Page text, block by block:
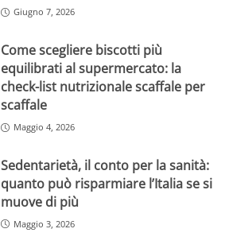
Giugno 7, 2026
Come scegliere biscotti più
equilibrati al supermercato: la
check-list nutrizionale scaffale per
scaffale
Maggio 4, 2026
Sedentarietà, il conto per la sanità:
quanto può risparmiare l’Italia se si
muove di più
Maggio 3, 2026